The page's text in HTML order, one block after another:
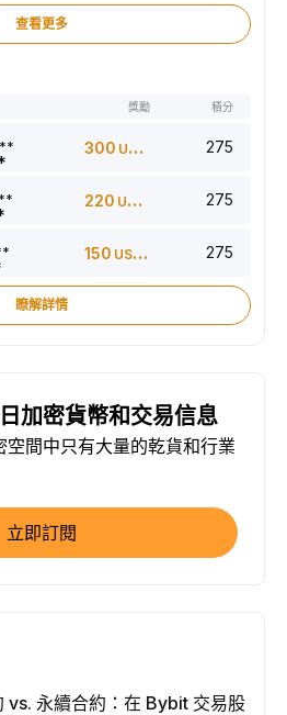
查看更多
獎勵 積分
300 USDT 275
220 USDT 275
150 USDT 275
瞭解詳情
加密貨幣和交易信息
空間中只有大量的乾貨和行業
立即訂閱
vs. 永續合約：在 Bybit 交易股